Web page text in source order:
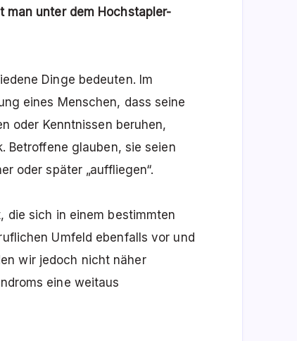
man unter dem Hochstapler-
Dinge bedeuten. Im
eines Menschen, dass seine
oder Kenntnissen beruhen,
Betroffene glauben, sie seien
oder später „auffliegen“.
die sich in einem bestimmten
Umfeld ebenfalls vor und
wir jedoch nicht näher
eine weitaus